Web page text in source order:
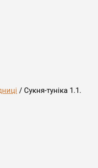
/ Сукня-туніка 1.1.